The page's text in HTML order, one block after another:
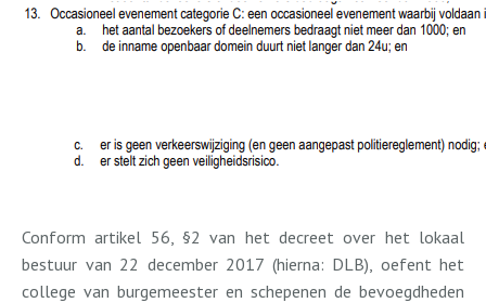
Conform artikel 56, §2 van het decreet over het lokaal
bestuur van 22 december 2017 (hierna: DLB), oefent het
college van burgemeester en schepenen de bevoegdheden